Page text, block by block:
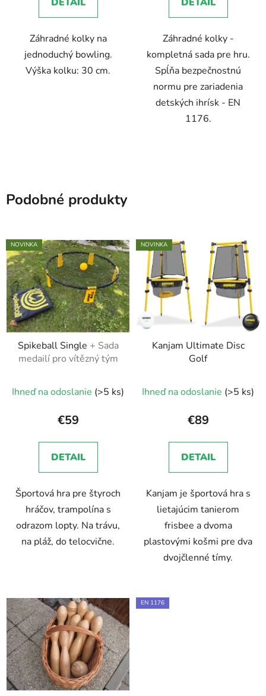
Záhradné kolky na
jednoduchý bowling.
Výška kolku: 30 cm.
z
hviezdičiek.
Záhradné kolky -
kompletná sada pre hru.
Spĺňa bezpečnostnú
normu pre zariadenia
detských ihrísk - EN
1176.
Podobné produkty
NOVINKA
Spikeball Single + Sada
medailí pro vítězný tým
Ihneď na odoslanie (>5 ks)
€59
DETAIL
Športová hra pre štyroch
hráčov, trampolína s
odrazom lopty. Na trávu,
na pláž, do telocvične.
NOVINKA
Kanjam Ultimate Disc
Golf
Ihneď na odoslanie (>5 ks)
€89
DETAIL
Kanjam je športová hra s
lietajúcim tanierom
frisbee a dvoma
plastovými košmi pre dva
dvojčlenné tímy.
EN 1176